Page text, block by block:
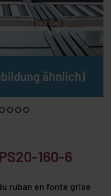
ähnlich)
160-6
ruban en fonte grise